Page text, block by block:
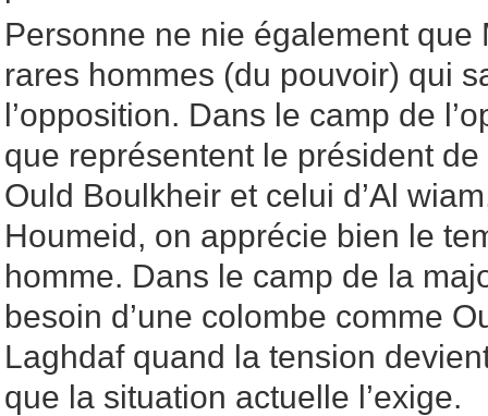
Personne ne nie également que
rares hommes (du pouvoir) qui
l’opposition. Dans le camp de
que représentent le président de
Ould Boulkheir et celui d’Al
Houmeid, on apprécie bien le
homme. Dans le camp de la
besoin d’une colombe comme
Laghdaf quand la tension
que la situation actuelle l’exige.